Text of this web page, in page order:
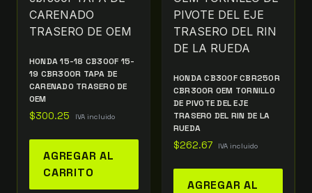
HONDA 15-18 CB300F 15-
19 CBR300R TAPA DE
CARENADO TRASERO DE
OEM
$300.25 IVA incluido
AGREGAR AL
CARRITO
HONDA CB300F CBR250R
CBR300R OEM TORNILLO
DE PIVOTE DEL EJE
TRASERO DEL RIN DE LA
RUEDA
$262.67 IVA incluido
AGREGAR AL